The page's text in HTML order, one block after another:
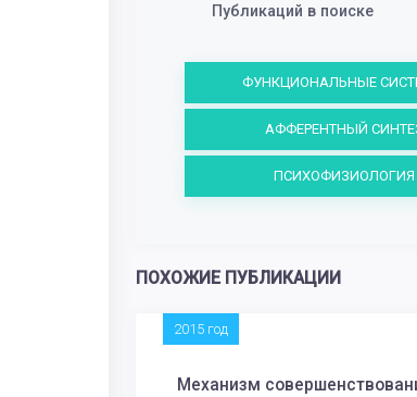
Публикаций в поиске
ФУНКЦИОНАЛЬНЫЕ
АФФЕРЕНТНЫЙ
ПСИХОФИЗИОЛОГИЯ
ПОХОЖИЕ ПУБЛИКАЦИИ
2015 год
Механизм